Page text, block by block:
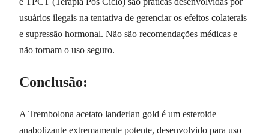
usuários ilegais na tentativa de gerenciar os efeitos colaterais
e supressão hormonal. Não são recomendações médicas e
não tornam o uso seguro.
Conclusão:
A Trembolona acetato landerlan gold é um esteroide
anabolizante extremamente potente, desenvolvido para uso